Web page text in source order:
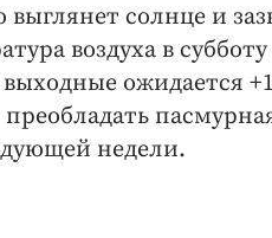
солнце и
воздуха в субботу
ожидается
преобладать
недели.